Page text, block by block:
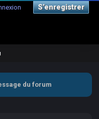
S’enregistrer
du forum